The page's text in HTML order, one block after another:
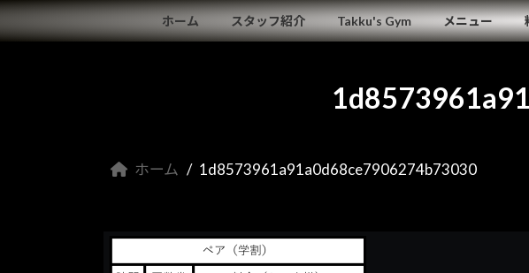
コ
ン
ナ
ビ
ホーム スタッフ紹介 Takku's Gym メニュー
ホーム 1d8573961a91a0d68ce7906274b73030